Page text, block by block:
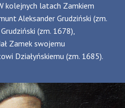
kolejnych latach Zamkiem
Aleksander Grudziński (zm.
(zm. 1678),
Zamek swojemu
Działyńskiemu (zm. 1685).